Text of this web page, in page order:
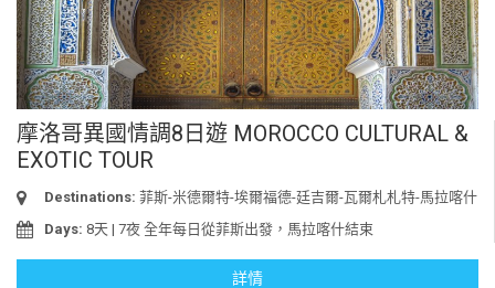
摩洛哥異國情調8日遊 MOROCCO CULTURAL &
EXOTIC TOUR
Destinations: 菲斯-米德爾特-埃爾福德-廷吉爾-瓦爾札札特-馬拉喀什
Days: 8天 | 7夜 全年每日從菲斯出發，馬拉喀什結束
詳情